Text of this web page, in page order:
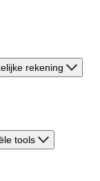
rekening
tools